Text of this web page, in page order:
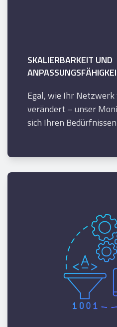
SKALIERBARKEIT UND
Egal, wie Ihr Netzwerk
verändert – unser
sich Ihren